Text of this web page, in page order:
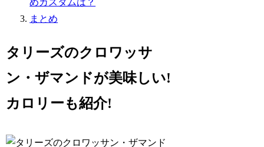
めカスタムは？
まとめ
タリーズのクロワッサ
ン・ザマンドが美味しい!
カロリーも紹介!